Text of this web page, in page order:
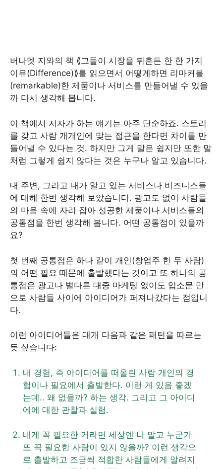
버나뎃 지와의 책 ⟪그들이 시장을 뒤흔든 한 한 가지
이유(Difference)⟫를 읽으면서 어떻게하면 리마커블
(remarkable)한 제품이나 서비스를 만들어낼 수 있을
까 다시 생각해 봅니다.
이 책에서 저자가 하는 얘기는 아주 단순하죠. 스토리
를 갖고 사람 개개인에 맞는 접근을 한다면 차이를 만
들어낼 수 있다는 것. 하지만 그게 말은 쉽지만 또한 말
처럼 그렇게 쉽지 않다는 것은 누구나 알고 있습니다.
내 주변, 그리고 내가 알고 있는 서비스나 비즈니스들
에 대해 한번 생각해 보았습니다. 광고도 없이 사람들
의 마음 속에 자리 잡아 성공한 제품이나 서비스들의
공통점을 한번 생각해 봅니다. 어떤 공통점이 있을까
요?
첫 번째 공통점은 하나 같이 개인(창업주 한 두 사람)
의 어떤 필요 때문에 출발했다는 것이고 또 하나의 공
통점은 광고나 별다른 대중 마케팅 없이도 입소문 만
으로 사람들 사이에 아이디어가 퍼져나갔다는 점입니
다.
이런 아이디어들은 대개 다음과 같은 패턴을 따르는
듯 싶습니다:
내 경험, 즉 아이디어를 떠올린 사람 개인의 경
험이나 필요에서 출발한다. 이런 게 있음 좋겠
는데.. 왜 없을까? 하는 생각. 그리고 그 아이디
에에 대한 관찰과 실험.
내게 꼭 필요한 거라면 세상엔 나 말고 누군가
또 꼭 필요한 사람이 있지 않을까? 이런 생각으
로 출발하고 조금씩 적합한 사람들에게 알려지